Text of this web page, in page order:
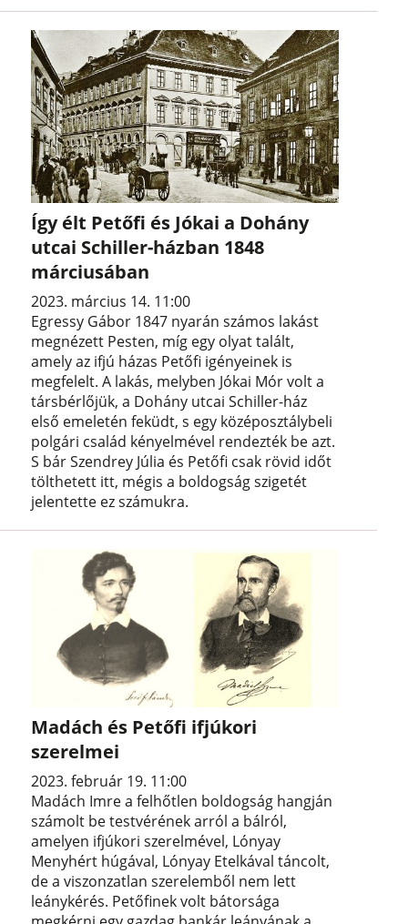
Így élt Petőfi és Jókai a Dohány
utcai Schiller-házban 1848
márciusában
2023. március 14. 11:00
Egressy Gábor 1847 nyarán számos lakást
megnézett Pesten, míg egy olyat talált,
amely az ifjú házas Petőfi igényeinek is
megfelelt. A lakás, melyben Jókai Mór volt a
társbérlőjük, a Dohány utcai Schiller-ház
első emeletén feküdt, s egy középosztálybeli
polgári család kényelmével rendezték be azt.
S bár Szendrey Júlia és Petőfi csak rövid időt
tölthetett itt, mégis a boldogság szigetét
jelentette ez számukra.
Madách és Petőfi ifjúkori
szerelmei
2023. február 19. 11:00
Madách Imre a felhőtlen boldogság hangján
számolt be testvérének arról a bálról,
amelyen ifjúkori szerelmével, Lónyay
Menyhért húgával, Lónyay Etelkával táncolt,
de a viszonzatlan szerelemből nem lett
leánykérés. Petőfinek volt bátorsága